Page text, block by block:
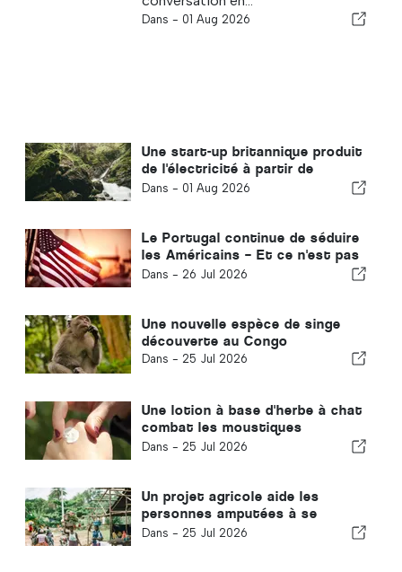
Dans - 01 Aug 2026
Une start-up britannique produit
de l'électricité à partir de
bactéries du sol
Dans - 01 Aug 2026
Le Portugal continue de séduire
les Américains – Et ce n'est pas
seulement grâce au soleil
Dans - 26 Jul 2026
Une nouvelle espèce de singe
découverte au Congo
Dans - 25 Jul 2026
Une lotion à base d'herbe à chat
combat les moustiques
vecteurs du paludisme
Dans - 25 Jul 2026
Un projet agricole aide les
personnes amputées à se
reconstruire une vie
Dans - 25 Jul 2026